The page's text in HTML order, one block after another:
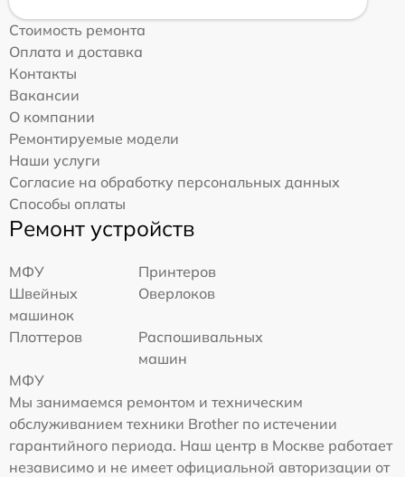
Стоимость ремонта
Оплата и доставка
Контакты
Вакансии
О компании
Ремонтируемые модели
Наши услуги
Согласие на обработку персональных данных
Способы оплаты
Ремонт устройств
МФУ
Принтеров
Швейных
машинок
Оверлоков
Плоттеров
Распошивальных
машин
МФУ
Мы занимаемся ремонтом и техническим
обслуживанием техники Brother по истечении
гарантийного периода. Наш центр в Москве работает
независимо и не имеет официальной авторизации от